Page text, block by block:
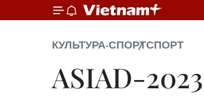
КУЛЬТУРА-СПОРТСПОРТ
ASIAD-